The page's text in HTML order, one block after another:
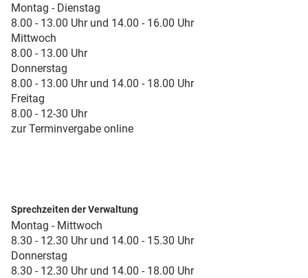
Montag - Dienstag
8.00 - 13.00 Uhr und 14.00 - 16.00 Uhr
Mittwoch
8.00 - 13.00 Uhr
Donnerstag
8.00 - 13.00 Uhr und 14.00 - 18.00 Uhr
Freitag
8.00 - 12-30 Uhr
zur Terminvergabe online
Sprechzeiten der Verwaltung
Montag - Mittwoch
8.30 - 12.30 Uhr und 14.00 - 15.30 Uhr
Donnerstag
8.30 - 12.30 Uhr und 14.00 - 18.00 Uhr